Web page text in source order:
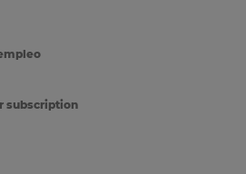
subscription